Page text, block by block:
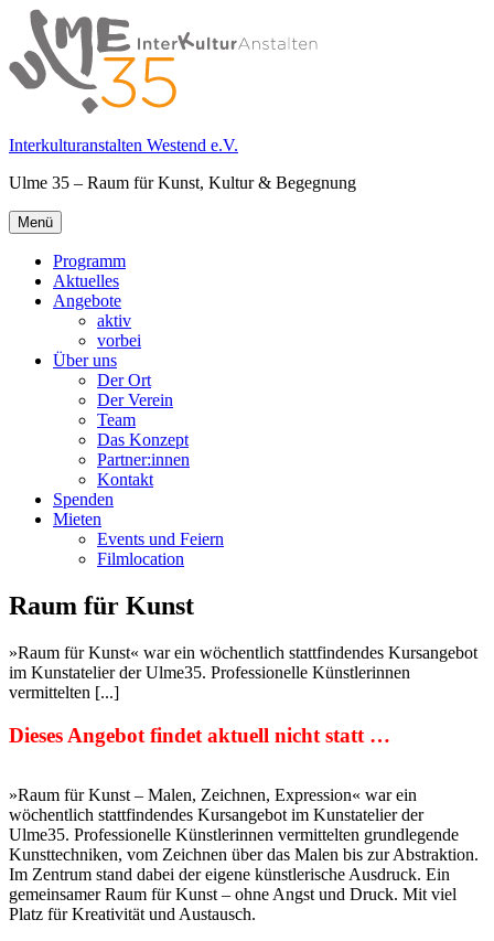
Springe
zum
Inhalt
Interkulturanstalten Westend e.V.
Ulme 35 – Raum für Kunst, Kultur & Begegnung
Primäres
Menü
Menü
Programm
Aktuelles
Angebote
aktiv
vorbei
Über uns
Der Ort
Der Verein
Team
Das Konzept
Partner:innen
Kontakt
Spenden
Mieten
Events und Feiern
Filmlocation
Raum für Kunst
»Raum für Kunst« war ein wöchentlich stattfindendes Kursangebot
im Kunstatelier der Ulme35. Professionelle Künstlerinnen
vermittelten [...]
Dieses Angebot findet aktuell nicht statt …
»Raum für Kunst – Malen, Zeichnen, Expression« war ein
wöchentlich stattfindendes Kursangebot im Kunstatelier der
Ulme35. Professionelle Künstlerinnen vermittelten grundlegende
Kunsttechniken, vom Zeichnen über das Malen bis zur Abstraktion.
Im Zentrum stand dabei der eigene künstlerische Ausdruck. Ein
gemeinsamer Raum für Kunst – ohne Angst und Druck. Mit viel
Platz für Kreativität und Austausch.